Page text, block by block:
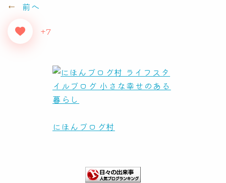
←
前へ
+7
にほんブログ村